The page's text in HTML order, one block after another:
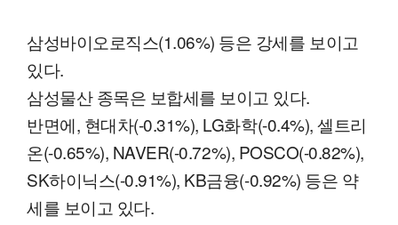
삼성바이오로직스(1.06%) 등은 강세를 보이고
있다.
삼성물산 종목은 보합세를 보이고 있다.
반면에, 현대차(-0.31%), LG화학(-0.4%), 셀트리
온(-0.65%), NAVER(-0.72%), POSCO(-0.82%),
SK하이닉스(-0.91%), KB금융(-0.92%) 등은 약
세를 보이고 있다.